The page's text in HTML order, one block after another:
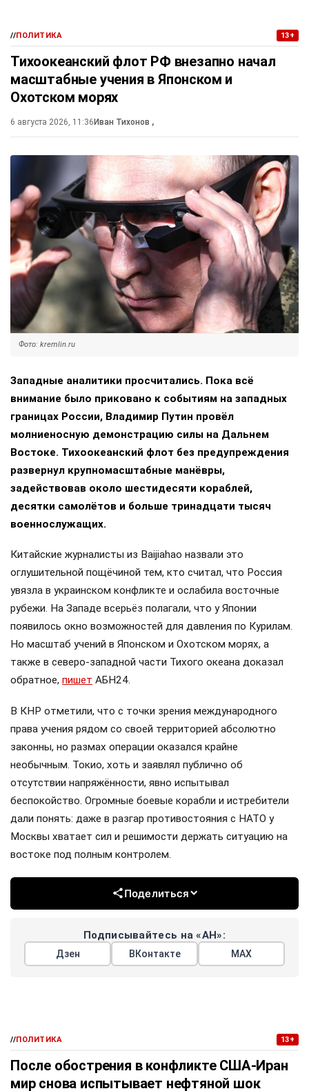
//ПОЛИТИКА 13+
Тихоокеанский флот РФ внезапно начал
масштабные учения в Японском и
Охотском морях
6 августа 2026, 11:36 Иван Тихонов ,
Фото: kremlin.ru
Западные аналитики просчитались. Пока всё
внимание было приковано к событиям на западных
границах России, Владимир Путин провёл
молниеносную демонстрацию силы на Дальнем
Востоке. Тихоокеанский флот без предупреждения
развернул крупномасштабные манёвры,
задействовав около шестидесяти кораблей,
десятки самолётов и больше тринадцати тысяч
военнослужащих.
Китайские журналисты из Baijiahao назвали это
оглушительной пощёчиной тем, кто считал, что Россия
увязла в украинском конфликте и ослабила восточные
рубежи. На Западе всерьёз полагали, что у Японии
появилось окно возможностей для давления по Курилам.
Но масштаб учений в Японском и Охотском морях, а
также в северо-западной части Тихого океана доказал
обратное, пишет АБН24.
В КНР отметили, что с точки зрения международного
права учения рядом со своей территорией абсолютно
законны, но размах операции оказался крайне
необычным. Токио, хоть и заявлял публично об
отсутствии напряжённости, явно испытывал
беспокойство. Огромные боевые корабли и истребители
дали понять: даже в разгар противостояния с НАТО у
Москвы хватает сил и решимости держать ситуацию на
востоке под полным контролем.
Поделиться
Подписывайтесь на «АН»:
Дзен ВКонтакте МАХ
//ПОЛИТИКА 13+
После обострения в конфликте США-Иран
мир снова испытывает нефтяной шок